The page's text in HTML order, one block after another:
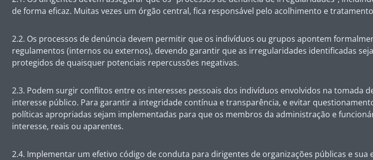
de forma eficaz. Muitas vezes um órgão central, fica responsável pelo acolhimento e
2.2. Os processos de denúncia devem permitir que os indivíduos ou grupos apontem
regulamentos (internos ou externos), devendo garantir que as irregularidades identificadas
protegidos de quaisquer potenciais repercussões negativas.
2.3. Podem surgir conflitos entre os interesses pessoais dos indivíduos envolvidos na tomada
interesse público. Para garantir a integridade contínua e transparência, e evitar
políticas apropriadas sejam implementadas para que os membros da administração e
interesse, reais ou aparentes.
2.4. Implementar um efetivo código de conduta para dirigentes de organizações públicas e